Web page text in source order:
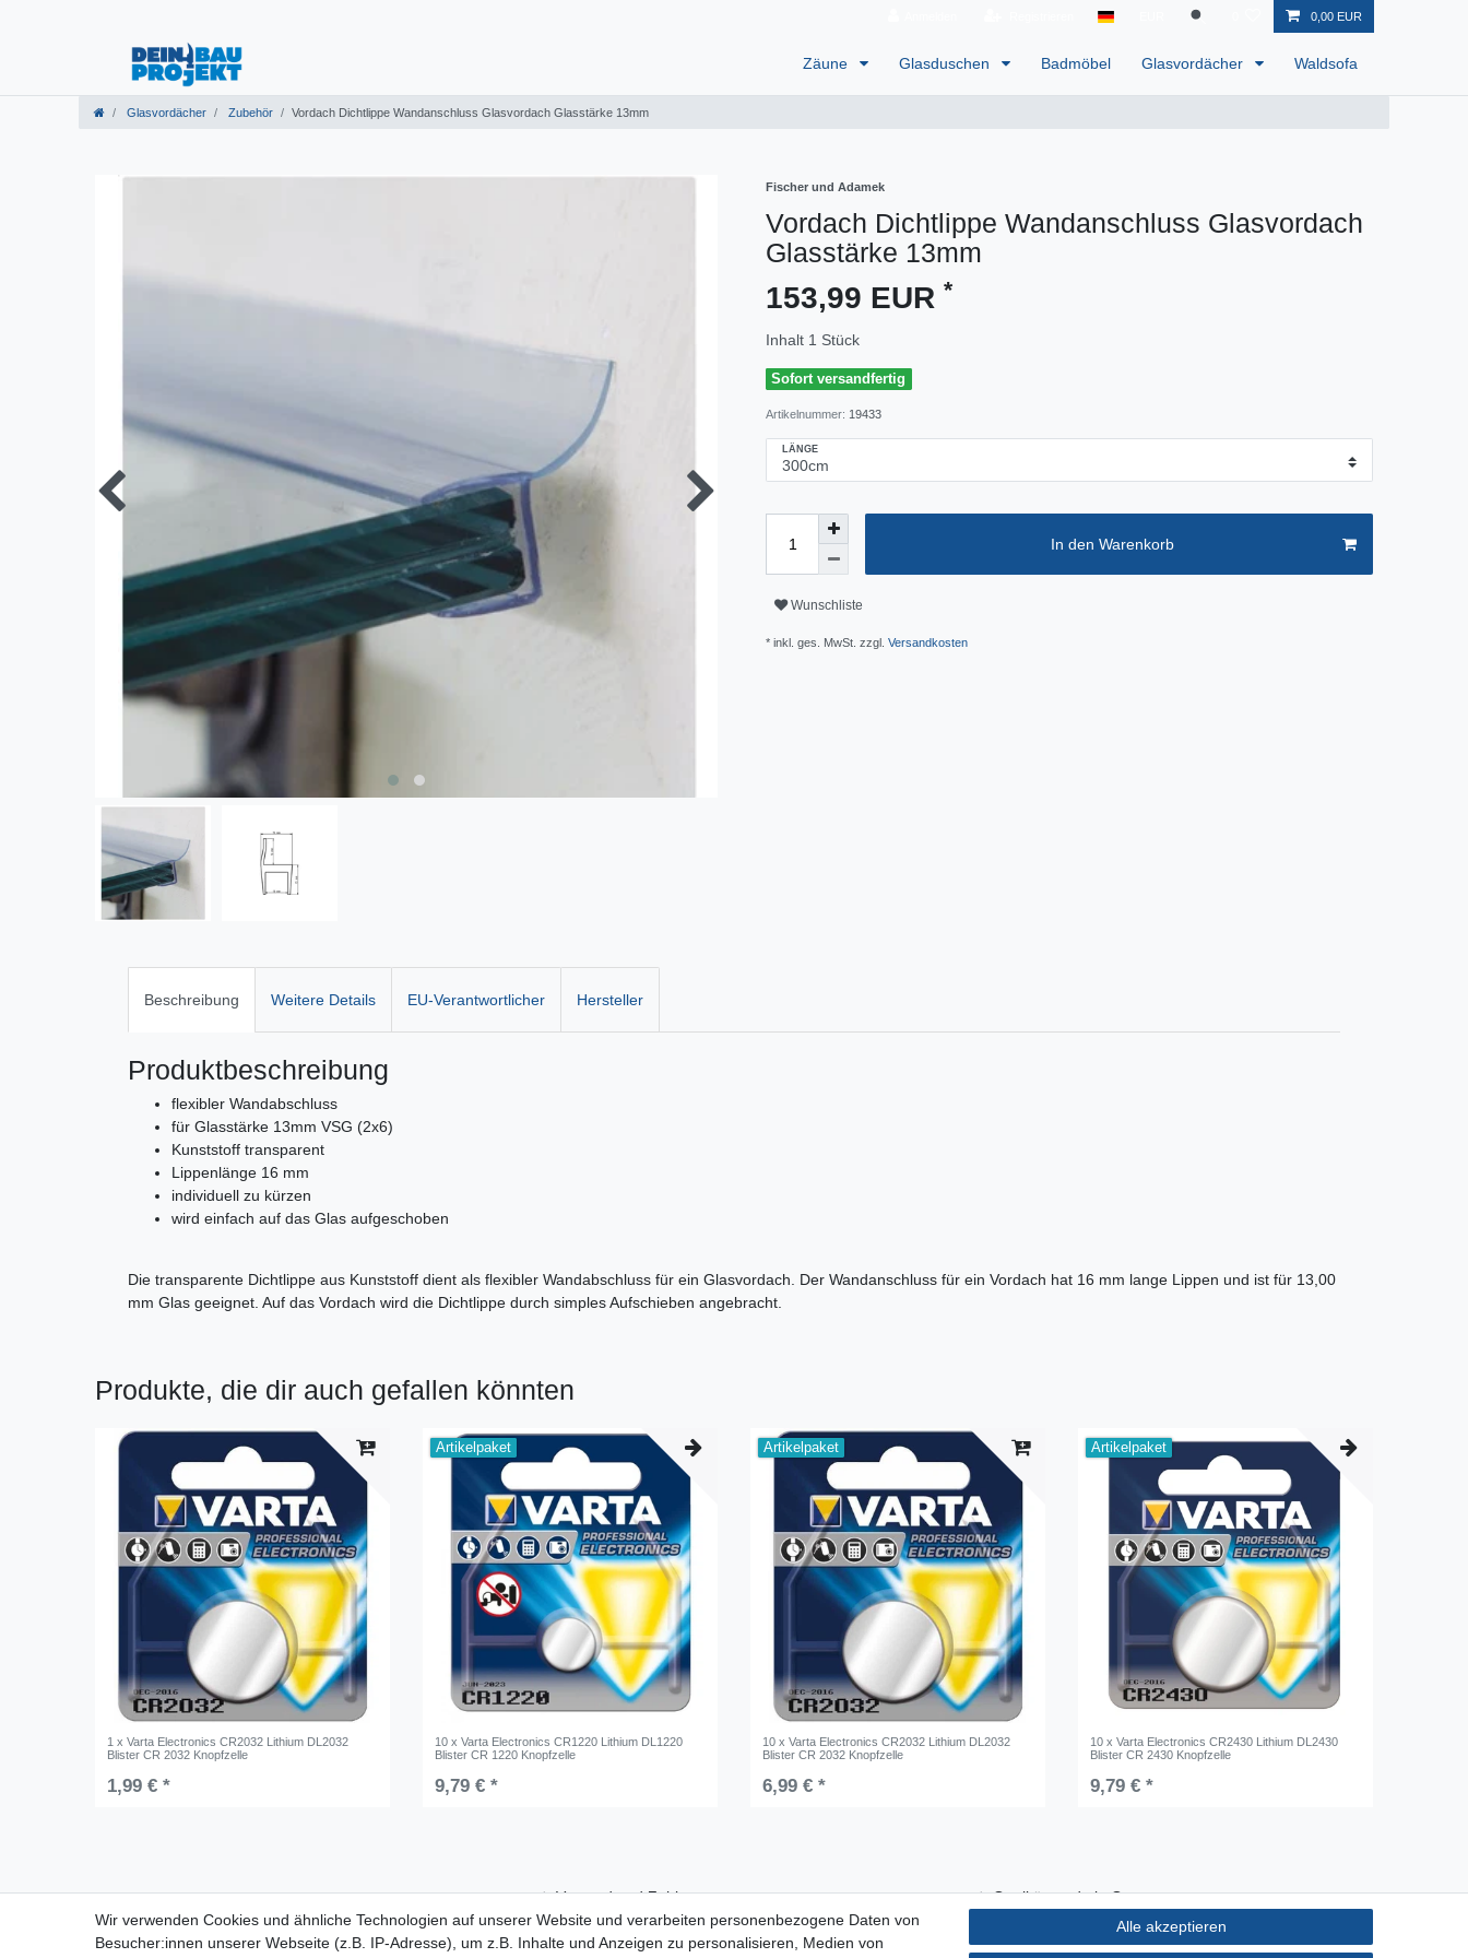
0,00 EUR
Zäune Glasduschen Badmöbel Glasvordächer Waldsofa
Glasvordächer Zubehör Vordach Dichtlippe Wandanschluss Glasvordach Glasstärke 13mm
Fischer und Adamek
Vordach Dichtlippe Wandanschluss Glasvordach
Glasstärke 13mm
153,99 EUR *
Inhalt 1 Stück
Sofort versandfertig
Artikelnummer: 19433
LÄNGE
In den Warenkorb
Wunschliste
* inkl. ges. MwSt. zzgl. Versandkosten
Beschreibung Weitere Details EU-Verantwortlicher Hersteller
Produktbeschreibung
flexibler Wandabschluss
für Glasstärke 13mm VSG (2x6)
Kunststoff transparent
Lippenlänge 16 mm
individuell zu kürzen
wird einfach auf das Glas aufgeschoben
Die transparente Dichtlippe aus Kunststoff dient als flexibler Wandabschluss für ein Glasvordach. Der Wandanschluss für ein Vordach hat 16 mm lange Lippen und ist für 13,00
mm Glas geeignet. Auf das Vordach wird die Dichtlippe durch simples Aufschieben angebracht.
Produkte, die dir auch gefallen könnten
1 x Varta Electronics CR2032 Lithium DL2032
Blister CR 2032 Knopfzelle
1,99 € *
Artikelpaket
10 x Varta Electronics CR1220 Lithium DL1220
Blister CR 1220 Knopfzelle
9,79 € *
Artikelpaket
10 x Varta Electronics CR2032 Lithium DL2032
Blister CR 2032 Knopfzelle
6,99 € *
Artikelpaket
10 x Varta Electronics CR2430 Lithium DL2430
Blister CR 2430 Knopfzelle
9,79 € *
Für Fragen zu unseren Produkten und
Bestellungen erreichen Sie uns per E-Mail oder
Versand und Zahlung
Impressum
Datenschutzerklärung
Qualität made in Germany
Schnelle & sichere Lieferung
Ideal für Selbermacher (DIY)
Wir verwenden Cookies und ähnliche Technologien auf unserer Website und verarbeiten personenbezogene Daten von
Besucher:innen unserer Webseite (z.B. IP-Adresse), um z.B. Inhalte und Anzeigen zu personalisieren, Medien von
Alle akzeptieren